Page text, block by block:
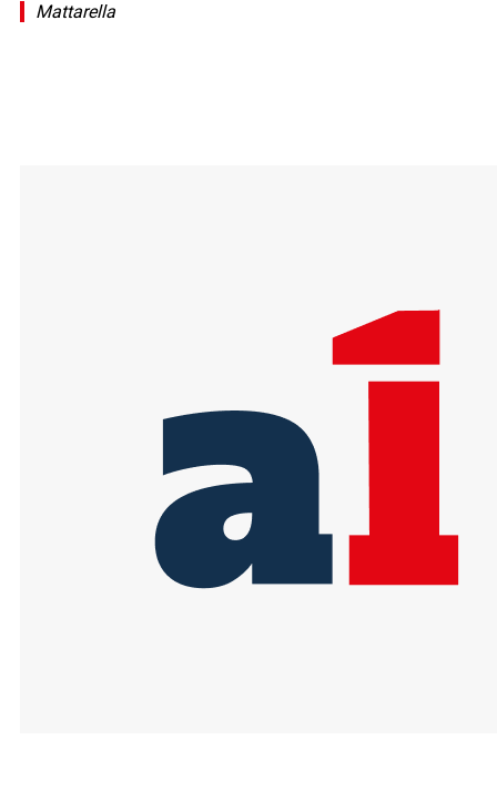
Mattarella